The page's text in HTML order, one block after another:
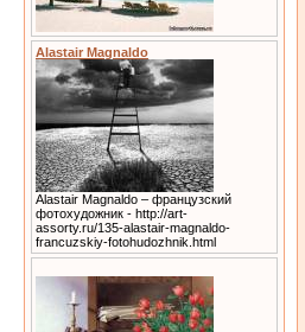
Alastair Magnaldo
Alastair Magnaldo – французский
фотохудожник - http://art-
assorty.ru/135-alastair-magnaldo-
francuzskiy-fotohudozhnik.html